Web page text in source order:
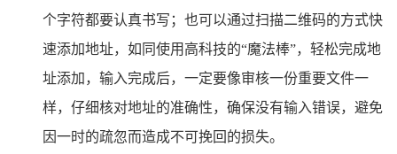
个字符都要认真书写；也可以通过扫描二维码的方式快
速添加地址，如同使用高科技的“魔法棒”，轻松完成地
址添加，输入完成后，一定要像审核一份重要文件一
样，仔细核对地址的准确性，确保没有输入错误，避免
因一时的疏忽而造成不可挽回的损失。